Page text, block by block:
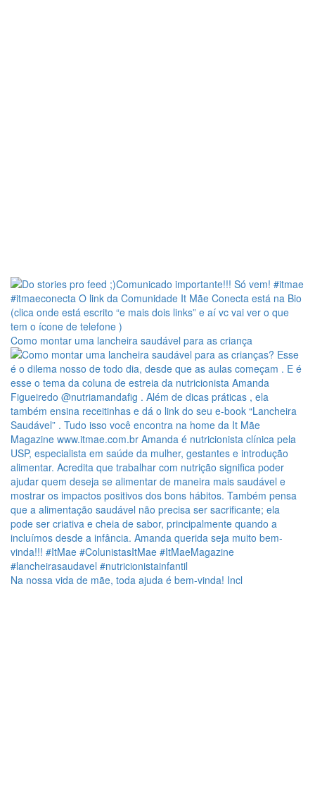
Como montar uma lancheira saudável para as criança
Na nossa vida de mãe, toda ajuda é bem-vinda! Incl